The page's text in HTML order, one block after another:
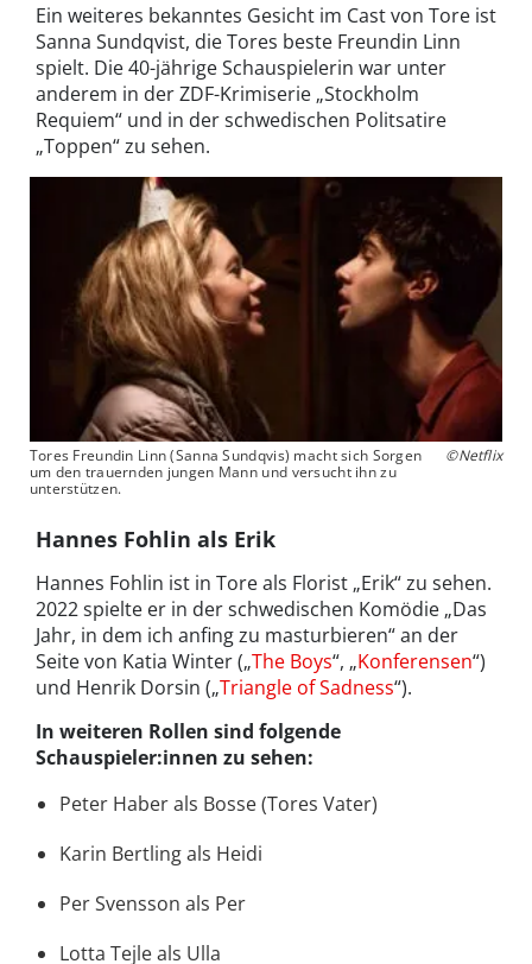
Ein weiteres bekanntes Gesicht im Cast von Tore ist
Sanna Sundqvist, die Tores beste Freundin Linn
spielt. Die 40-jährige Schauspielerin war unter
anderem in der ZDF-Krimiserie „Stockholm
Requiem“ und in der schwedischen Politsatire
„Toppen“ zu sehen.
Tores Freundin Linn (Sanna Sundqvis) macht sich Sorgen
um den trauernden jungen Mann und versucht ihn zu
unterstützen.
©Netflix
Hannes Fohlin als Erik
Hannes Fohlin ist in Tore als Florist „Erik“ zu sehen.
2022 spielte er in der schwedischen Komödie „Das
Jahr, in dem ich anfing zu masturbieren“ an der
Seite von Katia Winter („The Boys“, „Konferensen“)
und Henrik Dorsin („Triangle of Sadness“).
In weiteren Rollen sind folgende
Schauspieler:innen zu sehen:
Peter Haber als Bosse (Tores Vater)
Karin Bertling als Heidi
Per Svensson als Per
Lotta Tejle als Ulla